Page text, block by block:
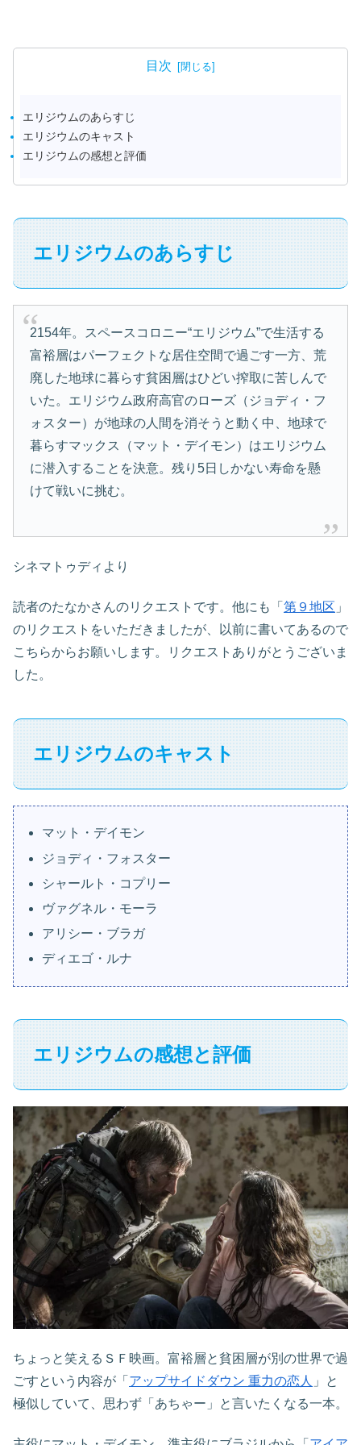
目次
エリジウムのあらすじ
エリジウムのキャスト
エリジウムの感想と評価
エリジウムのあらすじ
2154年。スペースコロニー“エリジウム”で生活する
富裕層はパーフェクトな居住空間で過ごす一方、荒
廃した地球に暮らす貧困層はひどい搾取に苦しんで
いた。エリジウム政府高官のローズ（ジョディ・フ
ォスター）が地球の人間を消そうと動く中、地球で
暮らすマックス（マット・デイモン）はエリジウム
に潜入することを決意。残り5日しかない寿命を懸
けて戦いに挑む。
シネマトゥディより
読者のたなかさんのリクエストです。他にも「 第９地区 」
のリクエストをいただきましたが、以前に書いてあるので
こちらからお願いします。リクエストありがとうございま
した。
エリジウムのキャスト
マット・デイモン
ジョディ・フォスター
シャールト・コプリー
ヴァグネル・モーラ
アリシー・ブラガ
ディエゴ・ルナ
エリジウムの感想と評価
ちょっと笑えるＳＦ映画。富裕層と貧困層が別の世界で過
ごすという内容が「 アップサイドダウン 重力の恋人 」と
極似していて、思わず「あちゃー」と言いたくなる一本。